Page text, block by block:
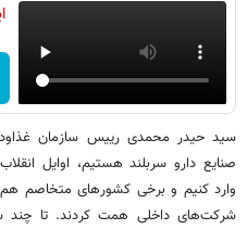
سید حیدر محمدی رییس سازمان
صنایع دارو سربلند هستیم، اوایل
وارد کنیم و برخی کشورهای متخاصم هم
شرکت‌های داخلی همت کردند. تا چند